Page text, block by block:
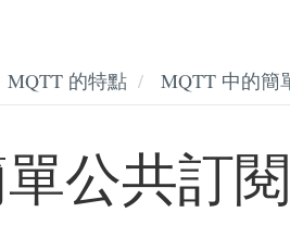
MQTT 的特點 MQTT 中的簡
公共訂